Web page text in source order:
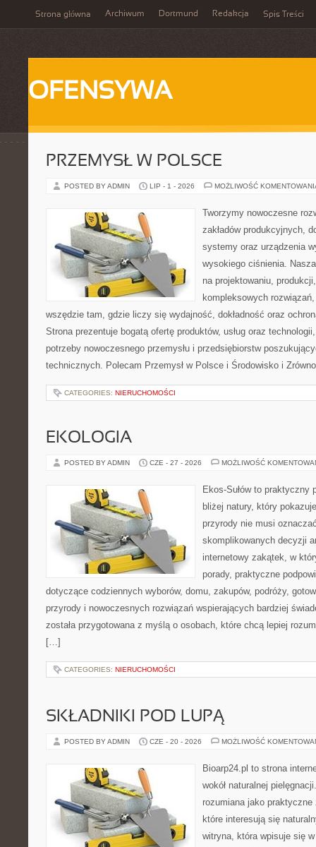
Strona główna Archiwum Dortmund Redakcja Spis Treści
OFENSYWA
PRZEMYSŁ W POLSCE
POSTED BY ADMIN LIP - 1 - 2026 MOŻLIWOŚĆ
Tworzymy nowoczesne
zakładów produkcyjnych,
systemy oraz urządzenia
wysokiego ciśnienia.
na projektowaniu,
kompleksowych
wszędzie tam, gdzie liczy się wydajność, dokładność oraz
Strona prezentuje bogatą ofertę produktów, usług oraz
potrzeby nowoczesnego przemysłu i przedsiębiorstw
technicznych. Polecam Przemysł w Polsce i Środowisko i
CATEGORIES: NIERUCHOMOŚCI
EKOLOGIA
POSTED BY ADMIN CZE - 27 - 2026 MOŻLIWOŚĆ
Ekos-Sułów to praktyczny
bliżej natury, który
przyrody nie musi
skomplikowanych decyzji
internetowy zakątek, w
porady, praktyczne
dotyczące codziennych wyborów, domu, zakupów, podróży,
przyrody i nowoczesnych rozwiązań wspierających bardziej
została przygotowana z myślą o osobach, które chcą lepiej
[…]
CATEGORIES: NIERUCHOMOŚCI
SKŁADNIKI POD LUPĄ
POSTED BY ADMIN CZE - 20 - 2026 MOŻLIWOŚĆ
Bioarp24.pl to strona
wokół naturalnej
rozumiana jako praktyczne
które interesują się
witryna, która wpisuje się